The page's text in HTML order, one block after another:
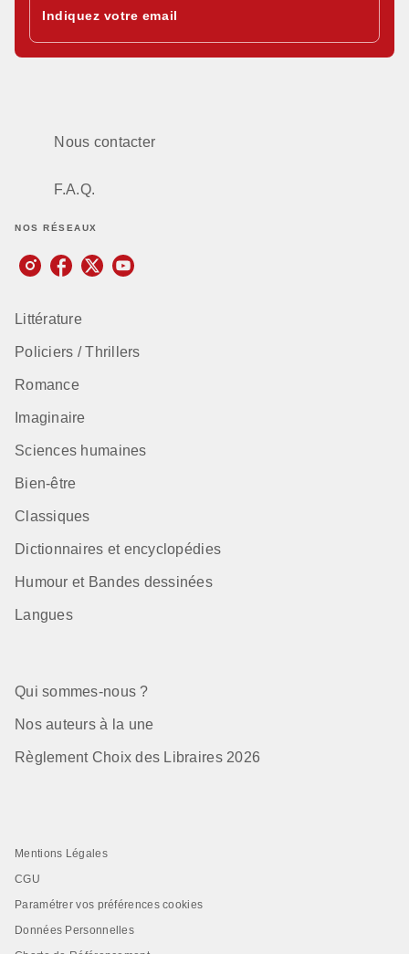
Indiquez votre email
Nous contacter
F.A.Q.
NOS RÉSEAUX
Littérature
Policiers / Thrillers
Romance
Imaginaire
Sciences humaines
Bien-être
Classiques
Dictionnaires et encyclopédies
Humour et Bandes dessinées
Langues
Qui sommes-nous ?
Nos auteurs à la une
Règlement Choix des Libraires 2026
Mentions Légales
CGU
Paramétrer vos préférences cookies
Données Personnelles